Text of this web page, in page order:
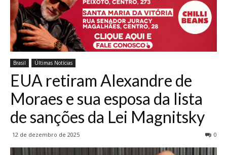
Brasil Últimas Notícias
EUA retiram Alexandre de
Moraes e sua esposa da lista
de sanções da Lei Magnitsky
12 de dezembro de 2025 0